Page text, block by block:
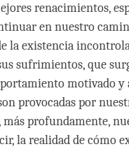
renacimientos,
en nuestro
la existencia
sufrimientos, que
motivado y
provocadas por
profundamente,
la realidad de cómo